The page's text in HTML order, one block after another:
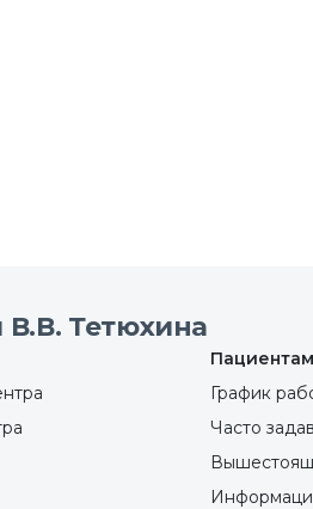
Тетюхина
Пациентам
График
Часто